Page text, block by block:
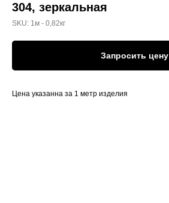
304, зеркальная
SKU: 1м - 0,82кг
Запросить цену
Цена указанна за 1 метр изделия